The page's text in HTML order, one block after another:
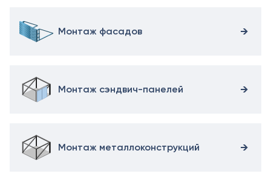
Монтаж фасадов
Монтаж сэндвич-панелей
Монтаж металлоконструкций